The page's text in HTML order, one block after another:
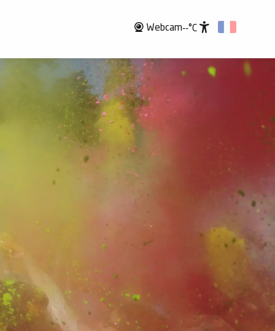
Webcam--°C